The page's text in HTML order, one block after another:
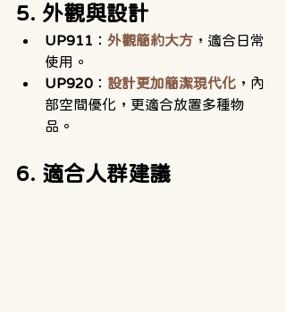
5. 外觀與設計
UP911 ： 外觀簡約大方 ，適合日常
使用。
UP920 ： 設計更加簡潔現代化 ，內
部空間優化，更適合放置多種物
品。
6. 適合人群建議